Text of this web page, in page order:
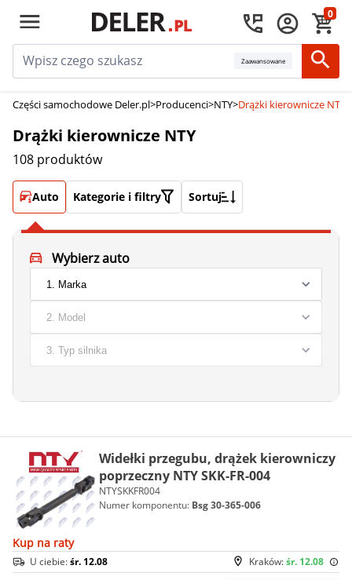
0
Zaawansowane
Części samochodowe Deler.pl>Producenci>NTY>Drążki kierownicze NTY
Drążki kierownicze NTY
108 produktów
Auto Kategorie i filtry Sortuj
Wybierz auto
Widełki przegubu, drążek kierowniczy
poprzeczny NTY SKK-FR-004
NTYSKKFR004
Numer komponentu: Bsg 30-365-006
Kup na raty
Kraków:śr. 12.08
U ciebie:śr. 12.08